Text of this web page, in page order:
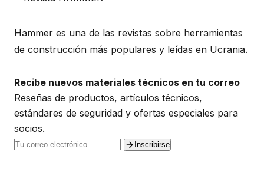
Hammer es una de las revistas sobre herramientas
de construcción más populares y leídas en Ucrania.
Recibe nuevos materiales técnicos en tu correo
Reseñas de productos, artículos técnicos,
estándares de seguridad y ofertas especiales para
socios.
Inscribirse